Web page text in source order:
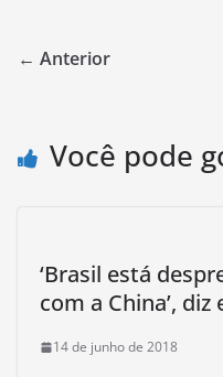
← Anterior
Você pode
‘Brasil está
com a China’,
14 de junho de 2018